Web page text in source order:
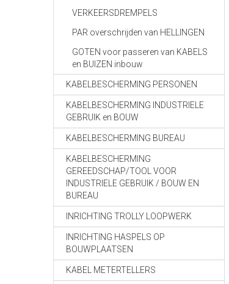
VERKEERSDREMPELS
PAR overschrijden van HELLINGEN
GOTEN voor passeren van KABELS
en BUIZEN inbouw
KABELBESCHERMING PERSONEN
KABELBESCHERMING INDUSTRIELE
GEBRUIK en BOUW
KABELBESCHERMING BUREAU
KABELBESCHERMING
GEREEDSCHAP/TOOL VOOR
INDUSTRIELE GEBRUIK / BOUW EN
BUREAU
INRICHTING TROLLY LOOPWERK
INRICHTING HASPELS OP
BOUWPLAATSEN
KABEL METERTELLERS